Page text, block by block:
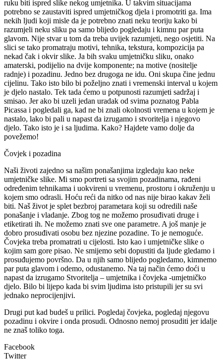
ruku biti ispred slike nekog umjetnika. U takvim situacijama
potrebno se zaustaviti ispred umjetničkog djela i promotriti ga. Ima
nekih ljudi koji misle da je potrebno znati neku teoriju kako bi
razumjeli neku sliku pa samo blijedo pogledaju i kimnu par puta
glavom. Nije stvar u tom da treba uvijek razumjeti, nego osjetiti. Na
slici se tako promatraju motivi, tehnika, tekstura, kompozicija pa
nekad čak i okvir slike. Ja bih svaku umjetničku sliku, onako
amaterski, podijelio na dvije komponente; na motive (nositelje
radnje) i pozadinu. Jedno bez drugoga ne idu. Oni skupa čine jednu
cijelinu. Tako isto bilo bi poželjno znati i vremenski interval u kojem
je djelo nastalo. Tek tada ćemo u potpunosti razumjeti sadržaj i
smisao. Jer ako bi uzeli jedan uradak od svima poznatog Pabla
Picassa i pogledali ga, kad ne bi znali okolnosti vremena u kojem je
nastalo, lako bi pali u napast da izrugamo i stvoritelja i njegovo
djelo. Tako isto je i sa ljudima. Kako? Hajdete vamo dolje da
povežemo!
Čovjek i pozadina
Naši životi zajedno sa našim ponašanjima izgledaju kao neke
umjetničke slike. Mi smo portreti sa svojim pozadinama, rađeni
određenim tehnikama i uokvireni u vremenu, prostoru i okruženju u
kojem smo odrasli. Hoću reći da nitko od nas nije birao kakav želi
biti. Naš život je splet bezbroj parametara koji su odredili naše
ponašanje i vladanje. Zbog tog ne možemo prosuđivati druge i
etiketirati ih. Ne možemo znati sve one parametre. A još manje je
dobro prosuđivati osobu bez njezine pozadine. To je nemoguće.
Čovjeka treba promatrati u cijelosti. Isto kao i umjetničke slike o
kojim sam gore pisao. Ne smijemo sebi dopustiti da ljude gledamo i
prosuđujemo površno. Da u njih samo blijedo pogledamo, kimnemo
par puta glavom i odemo, odustanemo. Na taj način ćemo doći u
napast da izrugamo Stvoritelja – umjetnika i čovjeka -umjetničko
djelo. Bilo bi lijepo kada bi svim ljudima isto pristupili jer su svi
jednako neprocijenjivi.
Drugi put kad budeš u prilici. Pogledaj čovjeka, pogledaj njegovu
pozadinu i okvire i onda prosudi. Odnosno nemoj prosuditi jer idalje
ne znaš toliko toga.
Facebook
Twitter